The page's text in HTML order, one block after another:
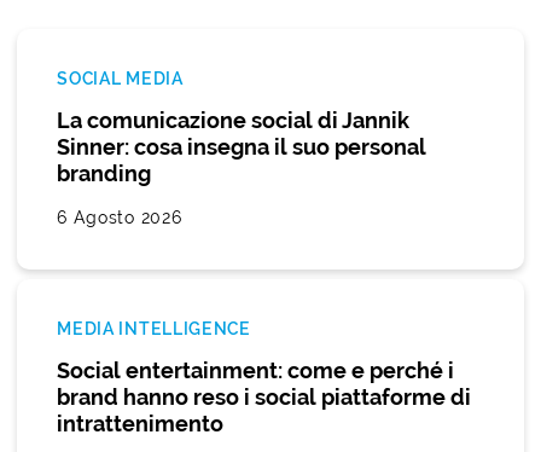
SOCIAL MEDIA
La comunicazione social di Jannik
Sinner: cosa insegna il suo personal
branding
6 Agosto 2026
MEDIA INTELLIGENCE
Social entertainment: come e perché i
brand hanno reso i social piattaforme di
intrattenimento